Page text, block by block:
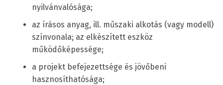
nyilvánvalósága;
az írásos anyag, ill. műszaki alkotás (vagy modell)
színvonala; az elkészített eszköz
működőképessége;
a projekt befejezettsége és jövőbeni
hasznosíthatósága;